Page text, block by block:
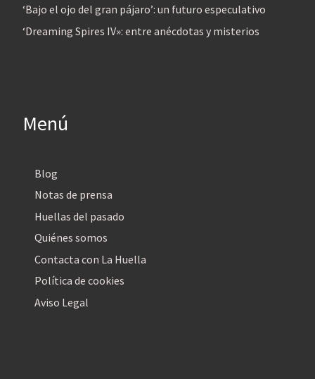
‘Bajo el ojo del gran pájaro’: un futuro especulativo
‘Dreaming Spires IV»: entre anécdotas y misterios
Menú
Blog
Notas de prensa
Huellas del pasado
Quiénes somos
Contacta con La Huella
Política de cookies
Aviso Legal